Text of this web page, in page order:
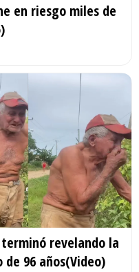
en riesgo miles de
revelando la
96 años(Video)